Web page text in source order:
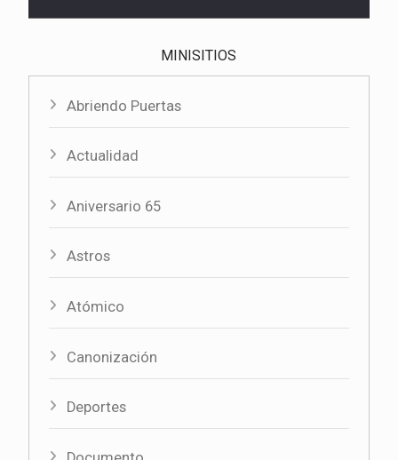
MINISITIOS
Abriendo Puertas
Actualidad
Aniversario 65
Astros
Atómico
Canonización
Deportes